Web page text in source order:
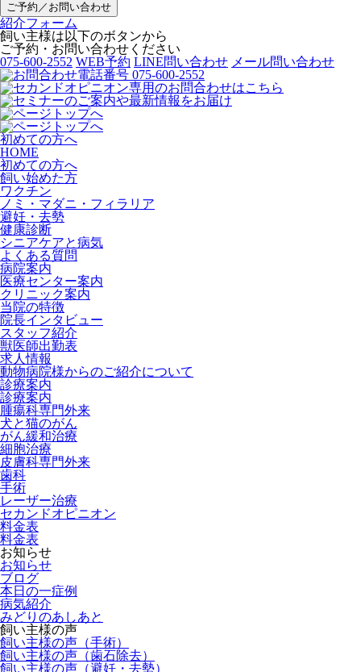
ご予約／お問い合わせ
紹介フォーム
飼い主様は以下のボタンから
ご予約・お問い合わせください
075-600-2552 WEB予約 LINE問い合わせ メール問い合わせ
初めての方へ
HOME
初めての方へ
飼い始めた方
ワクチン
ノミ・マダニ・フィラリア
避妊・去勢
健康診断
シニアケアと病気
よくある質問
病院案内
医療センター案内
クリニック案内
当院の特徴
院長インタビュー
スタッフ紹介
獣医師出勤表
求人情報
動物病院様からのご紹介について
診療案内
診療案内
腫瘍科専門外来
犬と猫のがん
がん緩和治療
細胞治療
皮膚科専門外来
歯科
手術
レーザー治療
セカンドオピニオン
料金表
料金表
お知らせ
お知らせ
ブログ
本日の一症例
病気紹介
みどりのあしあと
飼い主様の声
飼い主様の声（手術）
飼い主様の声（歯石除去）
飼い主様の声（避妊・去勢）